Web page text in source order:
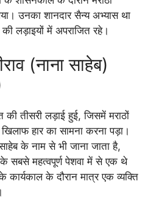
उनका शानदार सैन्य अभ्यास था
लड़ाइयों में अपराजित रहे।
(नाना साहेब)
तीसरी लड़ाई हुई, जिसमें मराठों
हार का सामना करना पड़ा।
साहेब के नाम से भी जाना जाता है,
के सबसे महत्वपूर्ण पेशवा में से एक थे
कार्यकाल के दौरान मात्र एक व्यक्ति